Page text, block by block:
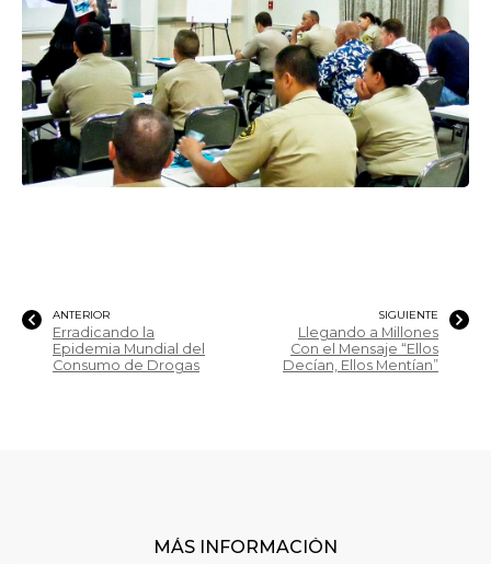
ANTERIOR
Erradicando la
Epidemia Mundial del
Consumo de Drogas
SIGUIENTE
Llegando a Millones
Con el Mensaje “Ellos
Decían, Ellos Mentían”
MÁS INFORMACIÓN